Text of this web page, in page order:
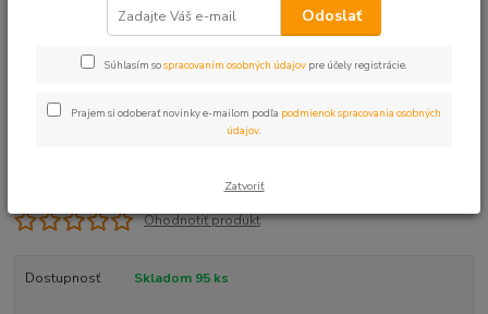
Rýchlospojka RN 3/4" vnz ULTRA
Ohodnotiť produkt
Dostupnosť Skladom 95 ks
Odoslať
Súhlasím sospracovaním osobných údajov pre účely registrácie.
Prajem si odoberať novinky e-mailom podľa podmienok spracovania osobných
údajov
Zatvoriť